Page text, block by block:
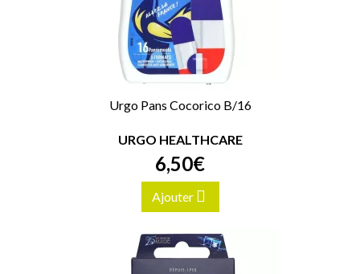
Urgo Pans Cocorico B/16
URGO HEALTHCARE
6,50€
Ajouter